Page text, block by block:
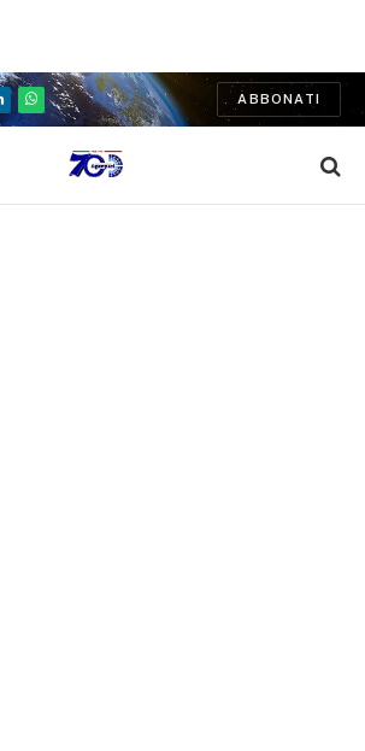
WhatsApp
ABBONATI